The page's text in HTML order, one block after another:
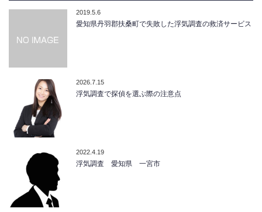
2019.5.6
愛知県丹羽郡扶桑町で失敗した浮気調査の救済サービス
2026.7.15
浮気調査で探偵を選ぶ際の注意点
2022.4.19
浮気調査 愛知県 一宮市